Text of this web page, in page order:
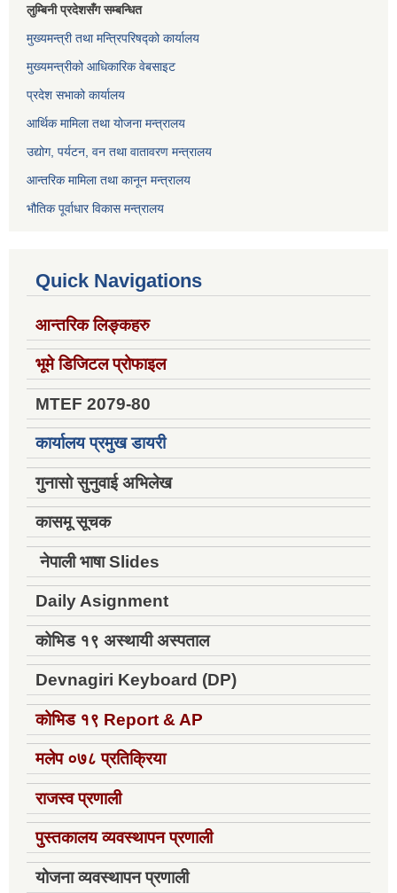
लुम्बिनी प्रदेशसँग सम्बन्धित
मुख्यमन्त्री तथा मन्त्रिपरिषद्को कार्यालय
मुख्यमन्त्रीको आधिकारिक वेबसाइट
प्रदेश सभाको कार्यालय
आर्थिक मामिला तथा योजना मन्त्रालय
उद्योग, पर्यटन, वन तथा वातावरण मन्त्रालय
आन्तरिक मामिला तथा कानून मन्त्रालय
भौतिक पूर्वाधार विकास मन्त्रालय
Quick Navigations
आन्तरिक लिङ्कहरु
भूमे डिजिटल प्रोफाइल
MTEF 2079-80
कार्यालय प्रमुख डायरी
गुनासो सुनुवाई अभिलेख
कासमू सूचक
नेपाली भाषा Slides
Daily Asignment
कोभिड १९ अस्थायी अस्पताल
Devnagiri Keyboard (DP)
कोभिड १९ Report & AP
मलेप ०७८ प्रतिक्रिया
राजस्व प्रणाली
पुस्तकालय व्यवस्थापन प्रणाली
योजना व्यवस्थापन प्रणाली